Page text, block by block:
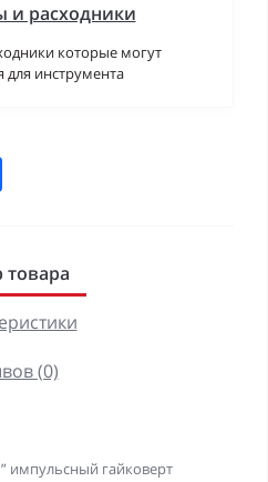
и расходники
которые могут
для инструмента
товара
(0)
гайковерт